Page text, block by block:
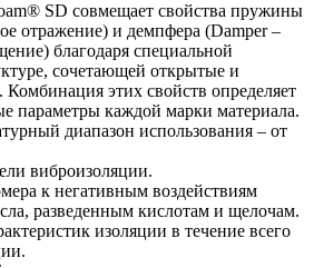
SD совмещает свойства пружины
отражение) и демпфера (Damper –
благодаря специальной
сочетающей открытые и
Комбинация этих свойств определяет
параметры каждой марки материала.
диапазон использования – от
виброизоляции.
к негативным воздействиям
разведенным кислотам и щелочам.
изоляции в течение всего